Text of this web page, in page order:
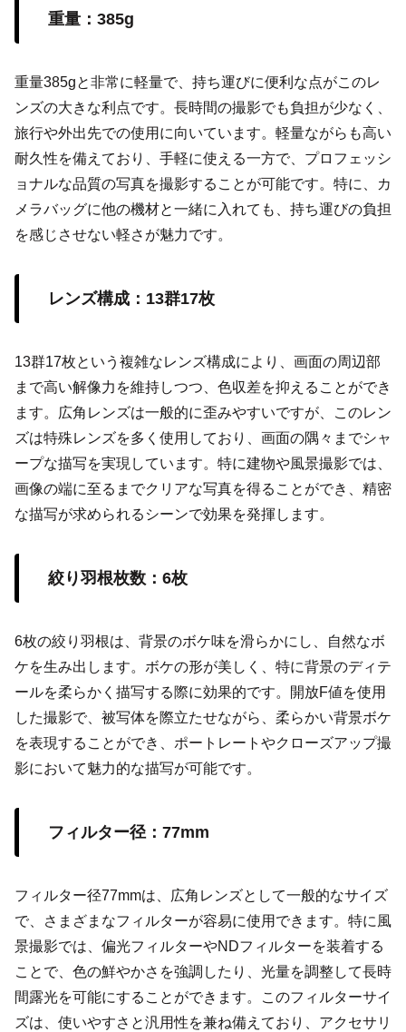
重量：385g
重量385gと非常に軽量で、持ち運びに便利な点がこのレ
ンズの大きな利点です。長時間の撮影でも負担が少なく、
旅行や外出先での使用に向いています。軽量ながらも高い
耐久性を備えており、手軽に使える一方で、プロフェッシ
ョナルな品質の写真を撮影することが可能です。特に、カ
メラバッグに他の機材と一緒に入れても、持ち運びの負担
を感じさせない軽さが魅力です。
レンズ構成：13群17枚
13群17枚という複雑なレンズ構成により、画面の周辺部
まで高い解像力を維持しつつ、色収差を抑えることができ
ます。広角レンズは一般的に歪みやすいですが、このレン
ズは特殊レンズを多く使用しており、画面の隅々までシャ
ープな描写を実現しています。特に建物や風景撮影では、
画像の端に至るまでクリアな写真を得ることができ、精密
な描写が求められるシーンで効果を発揮します。
絞り羽根枚数：6枚
6枚の絞り羽根は、背景のボケ味を滑らかにし、自然なボ
ケを生み出します。ボケの形が美しく、特に背景のディテ
ールを柔らかく描写する際に効果的です。開放F値を使用
した撮影で、被写体を際立たせながら、柔らかい背景ボケ
を表現することができ、ポートレートやクローズアップ撮
影において魅力的な描写が可能です。
フィルター径：77mm
フィルター径77mmは、広角レンズとして一般的なサイズ
で、さまざまなフィルターが容易に使用できます。特に風
景撮影では、偏光フィルターやNDフィルターを装着する
ことで、色の鮮やかさを強調したり、光量を調整して長時
間露光を可能にすることができます。このフィルターサイ
ズは、使いやすさと汎用性を兼ね備えており、アクセサリ